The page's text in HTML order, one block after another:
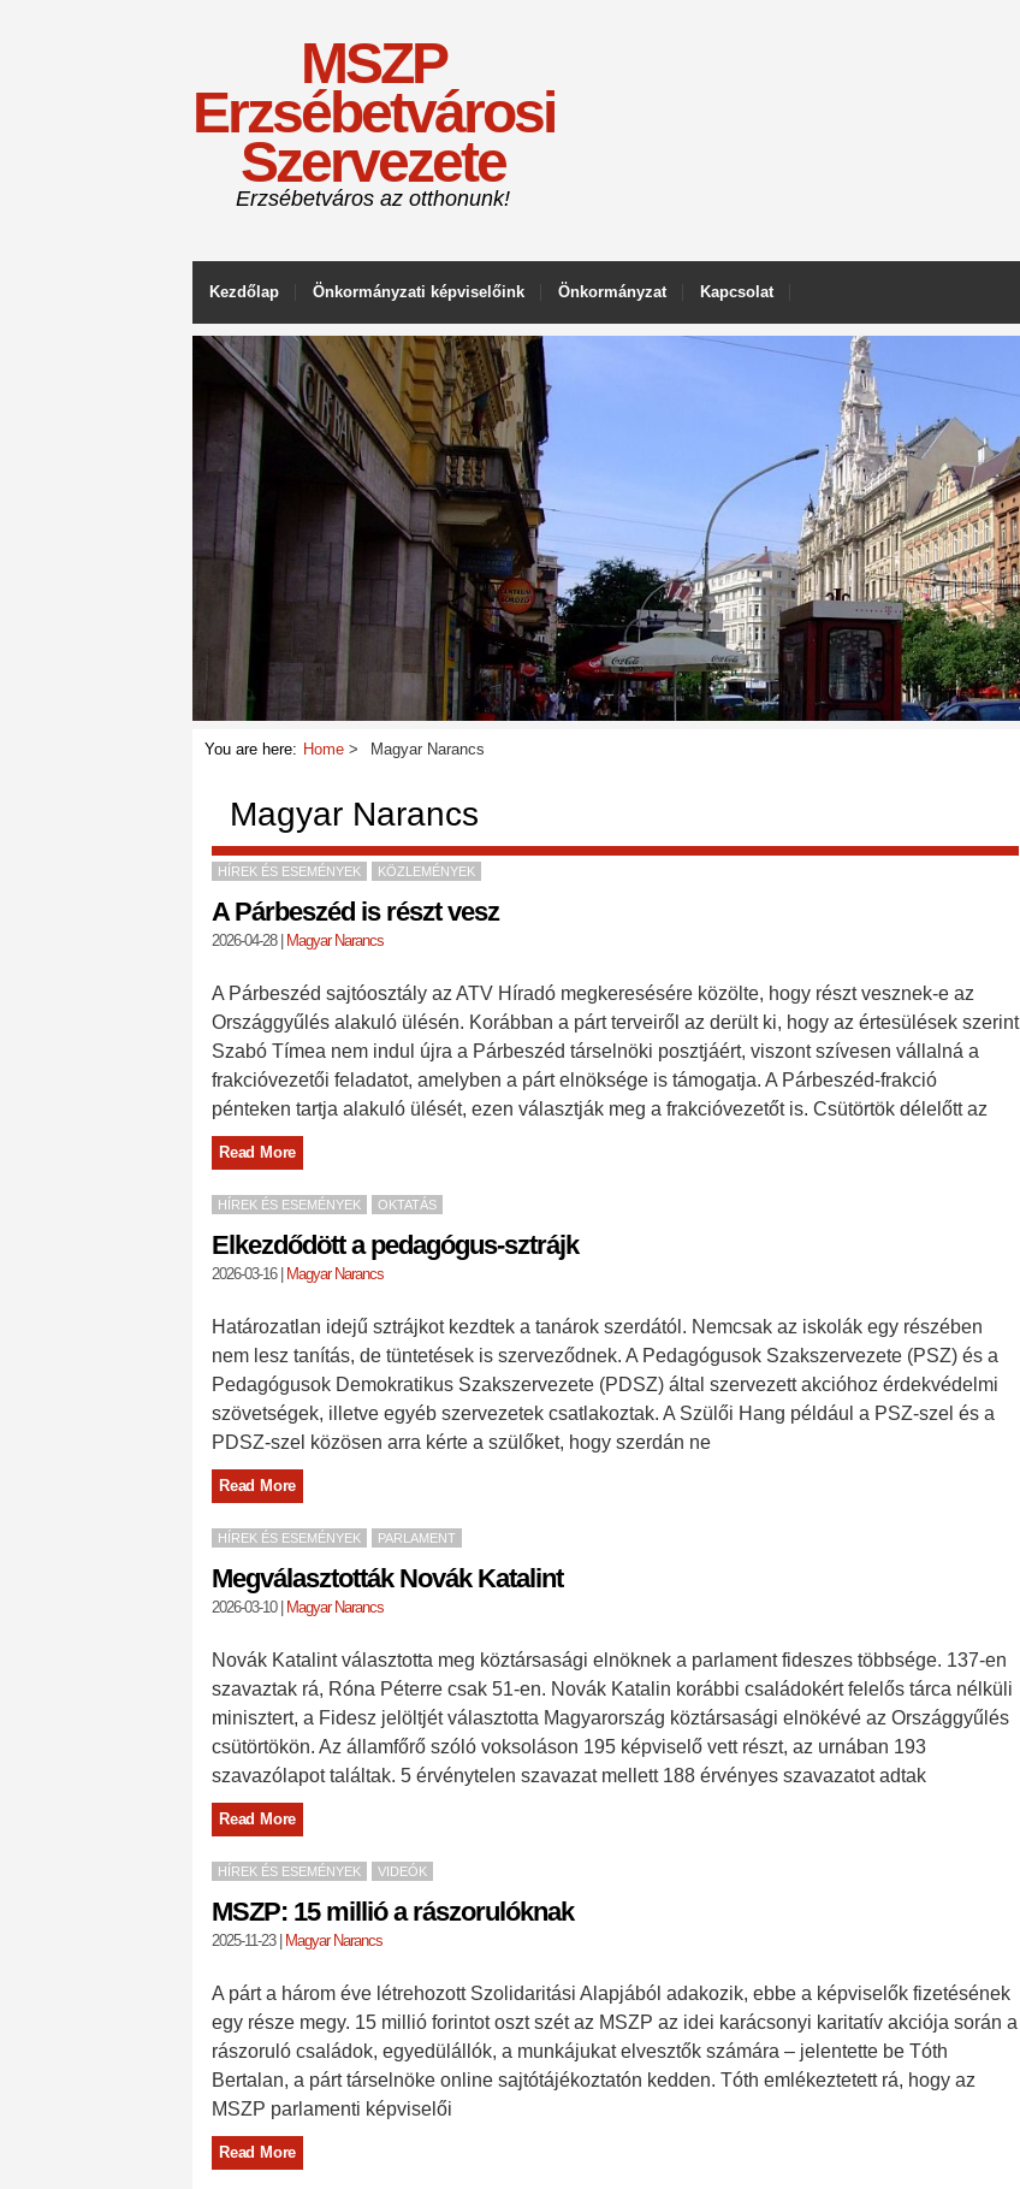
MSZP
Erzsébetvárosi
Szervezete
Erzsébetváros az otthonunk!
Kezdőlap Önkormányzati képviselőink Önkormányzat Kapcsolat
You are here: Home Magyar Narancs
Magyar Narancs
HÍREK ÉS ESEMÉNYEK KÖZLEMÉNYEK
A Párbeszéd is részt vesz
2026-04-28| Magyar Narancs
A Párbeszéd sajtóosztály az ATV Híradó megkeresésére közölte, hogy részt vesznek-e az
Országgyűlés alakuló ülésén. Korábban a párt terveiről az derült ki, hogy az értesülések szerint
Szabó Tímea nem indul újra a Párbeszéd társelnöki posztjáért, viszont szívesen vállalná a
frakcióvezetői feladatot, amelyben a párt elnöksége is támogatja. A Párbeszéd-frakció
pénteken tartja alakuló ülését, ezen választják meg a frakcióvezetőt is. Csütörtök délelőtt az
Read More
HÍREK ÉS ESEMÉNYEK OKTATÁS
Elkezdődött a pedagógus-sztrájk
2026-03-16| Magyar Narancs
Határozatlan idejű sztrájkot kezdtek a tanárok szerdától. Nemcsak az iskolák egy részében
nem lesz tanítás, de tüntetések is szerveződnek. A Pedagógusok Szakszervezete (PSZ) és a
Pedagógusok Demokratikus Szakszervezete (PDSZ) által szervezett akcióhoz érdekvédelmi
szövetségek, illetve egyéb szervezetek csatlakoztak. A Szülői Hang például a PSZ-szel és a
PDSZ-szel közösen arra kérte a szülőket, hogy szerdán ne
Read More
HÍREK ÉS ESEMÉNYEK PARLAMENT
Megválasztották Novák Katalint
2026-03-10| Magyar Narancs
Novák Katalint választotta meg köztársasági elnöknek a parlament fideszes többsége. 137-en
szavaztak rá, Róna Péterre csak 51-en. Novák Katalin korábbi családokért felelős tárca nélküli
minisztert, a Fidesz jelöltjét választotta Magyarország köztársasági elnökévé az Országgyűlés
csütörtökön. Az államfőrő szóló voksoláson 195 képviselő vett részt, az urnában 193
szavazólapot találtak. 5 érvénytelen szavazat mellett 188 érvényes szavazatot adtak
Read More
HÍREK ÉS ESEMÉNYEK VIDEÓK
MSZP: 15 millió a rászorulóknak
2025-11-23| Magyar Narancs
A párt a három éve létrehozott Szolidaritási Alapjából adakozik, ebbe a képviselők fizetésének
egy része megy. 15 millió forintot oszt szét az MSZP az idei karácsonyi karitatív akciója során a
rászoruló családok, egyedülállók, a munkájukat elvesztők számára – jelentette be Tóth
Bertalan, a párt társelnöke online sajtótájékoztatón kedden. Tóth emlékeztetett rá, hogy az
MSZP parlamenti képviselői
Read More